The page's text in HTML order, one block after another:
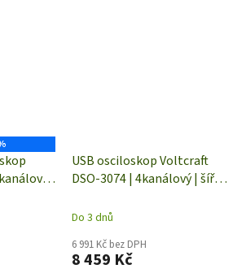
|
USB osciloskop Voltcraft
DSO-3074 | 4kanálový | šířka
Do 3 dnů
6 991 Kč bez DPH
8 459 Kč